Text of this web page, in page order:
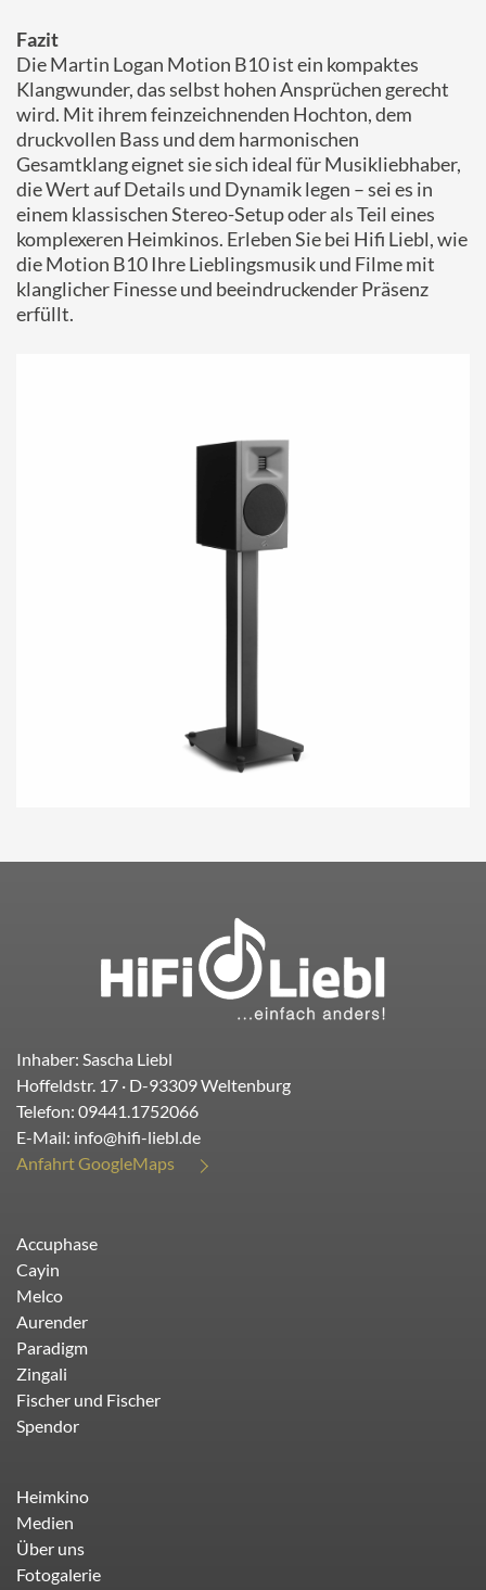
Fazit
Die Martin Logan Motion B10 ist ein kompaktes
Klangwunder, das selbst hohen Ansprüchen gerecht
wird. Mit ihrem feinzeichnenden Hochton, dem
druckvollen Bass und dem harmonischen
Gesamtklang eignet sie sich ideal für Musikliebhaber,
die Wert auf Details und Dynamik legen – sei es in
einem klassischen Stereo-Setup oder als Teil eines
komplexeren Heimkinos. Erleben Sie bei Hifi Liebl, wie
die Motion B10 Ihre Lieblingsmusik und Filme mit
klanglicher Finesse und beeindruckender Präsenz
erfüllt.
Inhaber: Sascha Liebl
Hoffeldstr. 17 · D-93309Weltenburg
Telefon: 09441.1752066
E-Mail: info@hifi-liebl.de
Anfahrt GoogleMaps
Accuphase
Cayin
Melco
Aurender
Paradigm
Zingali
Fischer und Fischer
Spendor
Heimkino
Medien
Über uns
Fotogalerie